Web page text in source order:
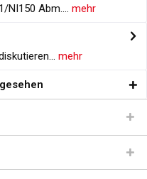
NI150 Abm.... mehr
mehr